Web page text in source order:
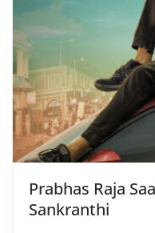
Prabhas Raja
Sankranthi